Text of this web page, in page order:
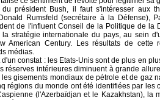
président Bush, il faut s'intéresser aux
Rumsfeld (secrétaire à la Défense),
de l'influent Conseil de la Politique de la
stratégie internationale du pays, au sein
Century. Les résultats de cette
médias.
constat : les Etats-Unis sont de plus en
réserves intérieures diminuent à grande
gisements mondiaux de pétrole et de gaz
régions du monde ont été identifiées par les
(l'Azerbaïdjan et le Kazakhstan), la